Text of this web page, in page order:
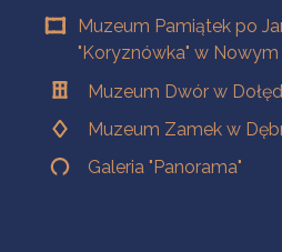
Muzeum Pamiątek po
"Koryznówka" w
Muzeum Dwór w
Muzeum Zamek w
Galeria "Panorama"